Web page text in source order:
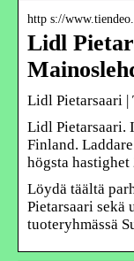
http s://
Lidl
Lidl Pietarsaari
Lidl Pietarsaari.
Finland.
högsta hastighet
Löydä täältä
Pietarsaari sekä
tuoteryhmässä